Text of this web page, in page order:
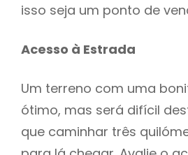
isso seja um ponto de
Acesso à Estrada
Um terreno com uma
ótimo, mas será difícil
que caminhar três